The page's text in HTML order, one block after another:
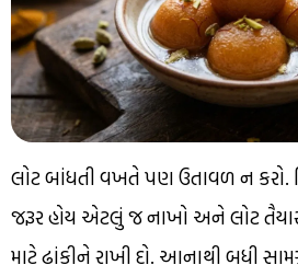
લોટ બાંધતી વખતે પણ ઉતાવળ ન કરો.
જરૂર હોય એટલું જ નાખો અને લોટ તૈયાર
માટે ઢાંકીને રાખી દો. આનાથી બધી